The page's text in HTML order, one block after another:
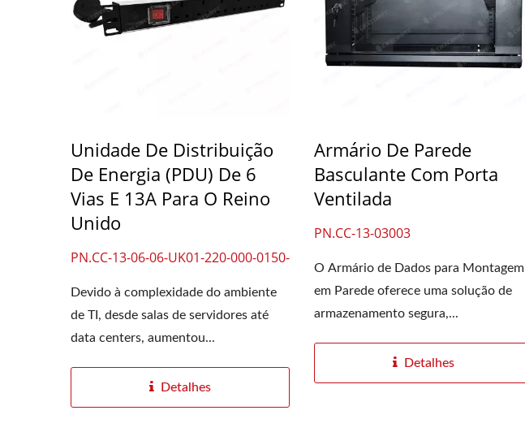
Unidade De Distribuição
De Energia (PDU) De 6
Vias E 13A Para O Reino
Unido
PN.CC-13-06-06-UK01-220-000-0150-
Devido à complexidade do ambiente
de TI, desde salas de servidores até
data centers, aumentou...
Detalhes
Armário De Parede
Basculante Com Porta
Ventilada
PN.CC-13-03003
O Armário de Dados para Montagem
em Parede oferece uma solução de
armazenamento segura,...
Detalhes